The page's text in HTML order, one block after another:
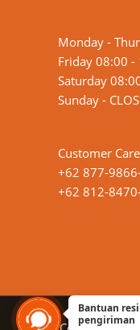
Monday -
Friday 08:00 -
Saturday
Sunday -
Customer Care
+62 877-
+62 812-
Bantuan
pengiriman